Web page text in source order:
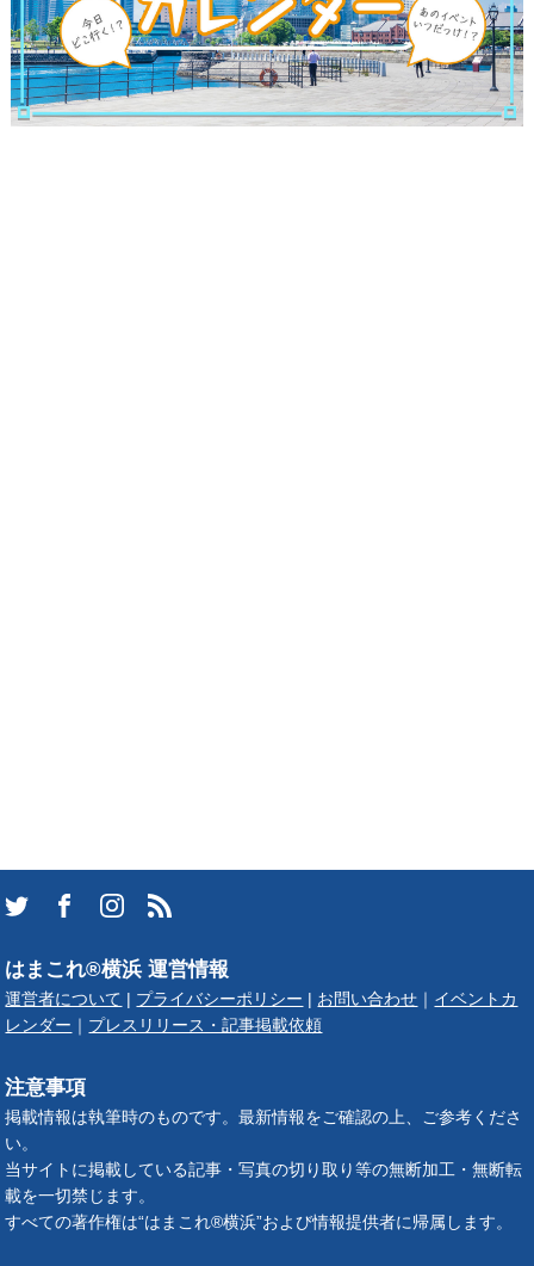
はまこれ®横浜 運営情報
運営者について プライバシーポリシー お問い合わせ
イベントカ
レンダー
プレスリリース・記事掲載依頼
注意事項
掲載情報は執筆時のものです。最新情報をご確認の上、ご参考くださ
い。
当サイトに掲載している記事・写真の切り取り等の無断加工・無断転
載を一切禁じます。
すべての著作権は“はまこれ®横浜”および情報提供者に帰属します。